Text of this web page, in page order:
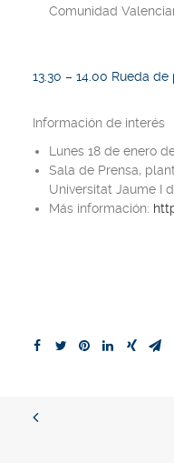
Comunidad
13.30 – 14.00 Rueda
Información de interés
Lunes 18 de enero
Sala de Prensa,
Universitat Jaume I
Más información: